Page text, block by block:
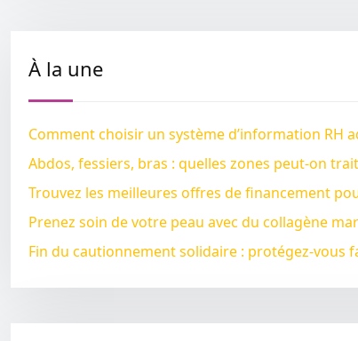
À la une
Comment choisir un système d’information RH
Abdos, fessiers, bras : quelles zones peut-on
Trouvez les meilleures offres de financement
Prenez soin de votre peau avec du collagène
Fin du cautionnement solidaire : protégez-vous